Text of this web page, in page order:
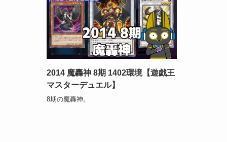
2014 魔轟神 8期 1402環境【遊戯王
マスターデュエル】
8期の魔轟神。